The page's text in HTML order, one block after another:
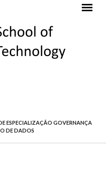
ESPECIALIZAÇÃO GOVERNANÇA
DE DADOS